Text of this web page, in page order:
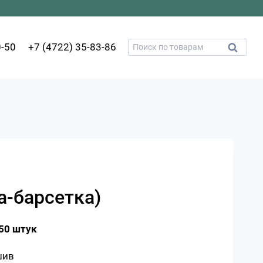
50 +7 (4722) 35-83-86 Искать: Поиск
барсетка)
штук